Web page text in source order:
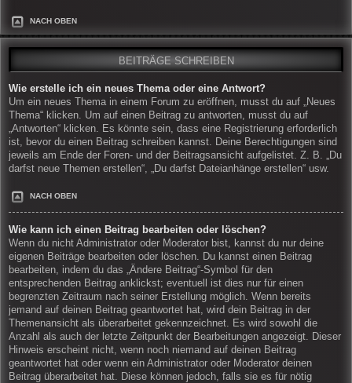
NACH OBEN
BEITRÄGE SCHREIBEN
Wie erstelle ich ein neues Thema oder eine Antwort?
Um ein neues Thema in einem Forum zu eröffnen, musst du auf „Neues
Thema“ klicken. Um auf einen Beitrag zu antworten, musst du auf
„Antworten“ klicken. Es könnte sein, dass eine Registrierung erforderlich
ist, bevor du einen Beitrag schreiben kannst. Deine Berechtigungen sind
jeweils am Ende der Foren- und der Beitragsansicht aufgelistet. Z. B. „Du
darfst neue Themen erstellen“, „Du darfst Dateianhänge erstellen“ usw.
NACH OBEN
Wie kann ich einen Beitrag bearbeiten oder löschen?
Wenn du nicht Administrator oder Moderator bist, kannst du nur deine
eigenen Beiträge bearbeiten oder löschen. Du kannst einen Beitrag
bearbeiten, indem du das „Ändere Beitrag“-Symbol für den
entsprechenden Beitrag anklickst; eventuell ist dies nur für einen
begrenzten Zeitraum nach seiner Erstellung möglich. Wenn bereits
jemand auf deinen Beitrag geantwortet hat, wird dein Beitrag in der
Themenansicht als überarbeitet gekennzeichnet. Es wird sowohl die
Anzahl als auch der letzte Zeitpunkt der Bearbeitungen angezeigt. Dieser
Hinweis erscheint nicht, wenn noch niemand auf deinen Beitrag
geantwortet hat oder wenn ein Administrator oder Moderator deinen
Beitrag überarbeitet hat. Diese können jedoch, falls sie es für nötig